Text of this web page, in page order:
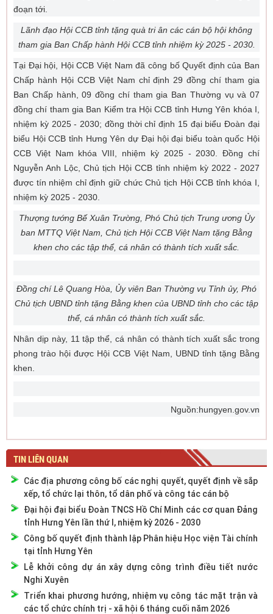
đoạn tới.
Lãnh đạo Hội CCB tỉnh tặng quà tri ân các cán bộ hội không
tham gia Ban Chấp hành Hội CCB tỉnh nhiệm kỳ 2025 - 2030.
Tại Đại hội, Hội CCB Việt Nam đã công bố Quyết định của Ban
Chấp hành Hội CCB Việt Nam chỉ định 29 đồng chí tham gia
Ban Chấp hành, 09 đồng chí tham gia Ban Thường vụ và 07
đồng chí tham gia Ban Kiểm tra Hội CCB tỉnh Hưng Yên khóa I,
nhiệm kỳ 2025 - 2030; đồng thời chỉ định 15 đại biểu Đoàn đại
biểu Hội CCB tỉnh Hưng Yên dự Đại hội đại biểu toàn quốc Hội
CCB Việt Nam khóa VIII, nhiệm kỳ 2025 - 2030. Đồng chí
Nguyễn Anh Lộc, Chủ tịch Hội CCB tỉnh nhiệm kỳ 2022 - 2027
được tín nhiệm chỉ định giữ chức Chủ tịch Hội CCB tỉnh khóa I,
nhiệm kỳ 2025 - 2030.
Thượng tướng Bế Xuân Trường, Phó Chủ tịch Trung ương Ủy
ban MTTQ Việt Nam, Chủ tịch Hội CCB Việt Nam tặng Bằng
khen cho các tập thể, cá nhân có thành tích xuất sắc.
Đồng chí Lê Quang Hòa, Ủy viên Ban Thường vụ Tỉnh ủy, Phó
Chủ tịch UBND tỉnh tặng Bằng khen của UBND tỉnh cho các tập
thể, cá nhân có thành tích xuất sắc.
Nhân dịp này, 11 tập thể, cá nhân có thành tích xuất sắc trong
phong trào hội được Hội CCB Việt Nam, UBND tỉnh tặng Bằng
khen.
Nguồn:hungyen.gov.vn
TIN LIÊN QUAN
Các địa phương công bố các nghị quyết, quyết định về sắp
xếp, tổ chức lại thôn, tổ dân phố và công tác cán bộ
Đại hội đại biểu Đoàn TNCS Hồ Chí Minh các cơ quan Đảng
tỉnh Hưng Yên lần thứ I, nhiệm kỳ 2026 - 2030
Công bố quyết định thành lập Phân hiệu Học viện Tài chính
tại tỉnh Hưng Yên
Lễ khởi công dự án xây dựng công trình điều tiết nước
Nghi Xuyên
Triển khai phương hướng, nhiệm vụ công tác mặt trận và
các tổ chức chính trị - xã hội 6 tháng cuối năm 2026